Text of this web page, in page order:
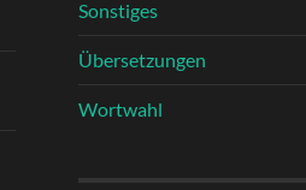
Sonstiges
Übersetzungen
Wortwahl